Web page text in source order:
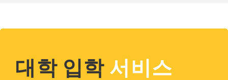
대학 입학 서비스